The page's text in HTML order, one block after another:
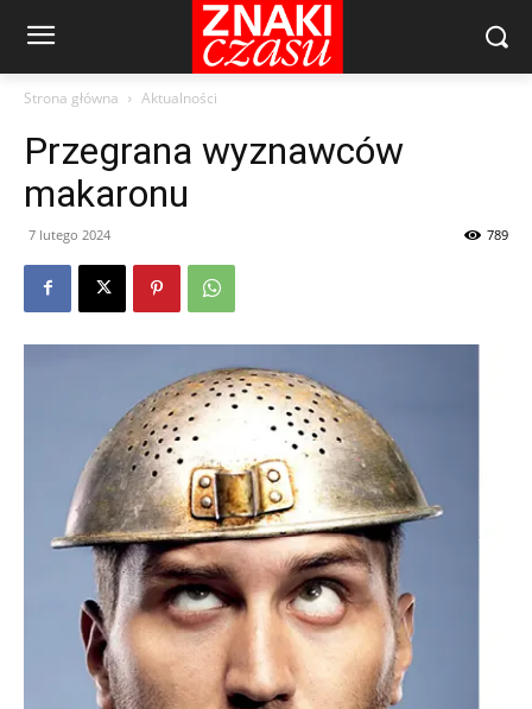
Strona główna Aktualności
Przegrana wyznawców
makaronu
7 lutego 2024 789